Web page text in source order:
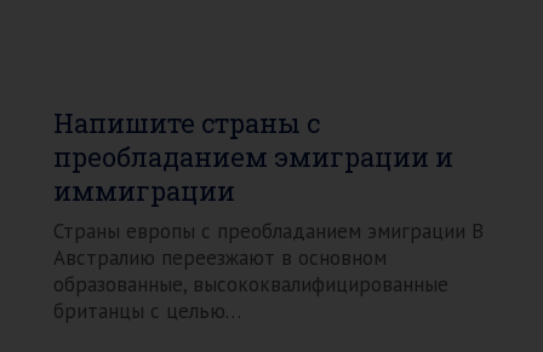
Напишите страны с
преобладанием эмиграции и
иммиграции
Страны европы с преобладанием эмиграции В
Австралию переезжают в основном
образованные, высококвалифицированные
британцы с целью…